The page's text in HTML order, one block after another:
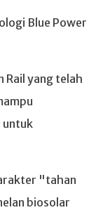
Blue Power
Rail yang telah
untuk
"tahan
biosolar